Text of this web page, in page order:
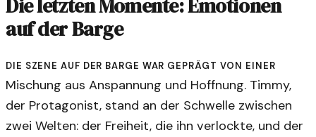
Die letzten Momente: Emotionen
auf der Barge
Die Szene auf der Barge war geprägt von einer
Mischung aus Anspannung und Hoffnung. Timmy,
der Protagonist, stand an der Schwelle zwischen
zwei Welten: der Freiheit, die ihn verlockte, und der